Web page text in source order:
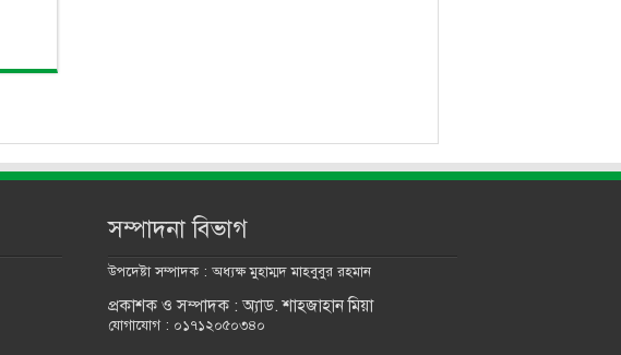
সম্পাদনা বিভাগ
উপদেষ্টা সম্পাদক : অধ্যক্ষ মুহাম্মদ মাহবুবুর রহমান
প্রকাশক ও সম্পাদক : অ্যাড. শাহজাহান মিয়া
যোগাযোগ : ০১৭১২০৫০৩৪০